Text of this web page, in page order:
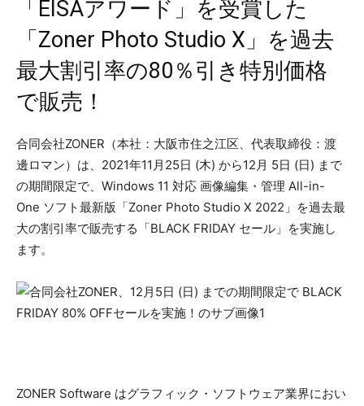
「EISAアワード」を受賞した
「Zoner Photo Studio X」を過去
最大割引率の80％引き特別価格
で販売！
合同会社ZONER（本社：大阪市住之江区、代表取締役：渡
邊ロマン）は、2021年11月25日 (木) から12月 5日 (日) まで
の期間限定で、Windows 11 対応 画像編集・管理 All-in-
One ソフト最新版「Zoner Photo Studio X 2022」を過去最
大の割引率で販売する「BLACK FRIDAY セール」を実施し
ます。
ZONER Software はグラフィック・ソフトウェア業界におい